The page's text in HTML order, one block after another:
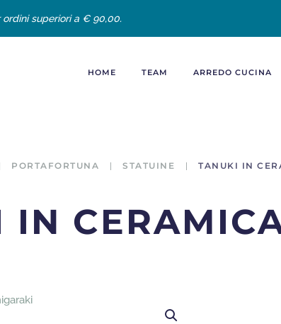
superiori a € 90,00.
HOME TEAM ARREDO CUCINA
PORTAFORTUNA STATUINE TANUKI IN
IN